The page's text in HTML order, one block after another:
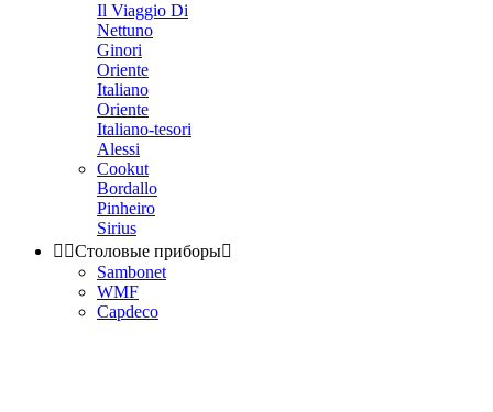
Il Viaggio Di
Nettuno
Ginori
Oriente
Italiano
Oriente
Italiano-tesori
Alessi
Cookut
Bordallo
Pinheiro
Sirius
 Столовые приборы
Sambonet
WMF
Capdeco